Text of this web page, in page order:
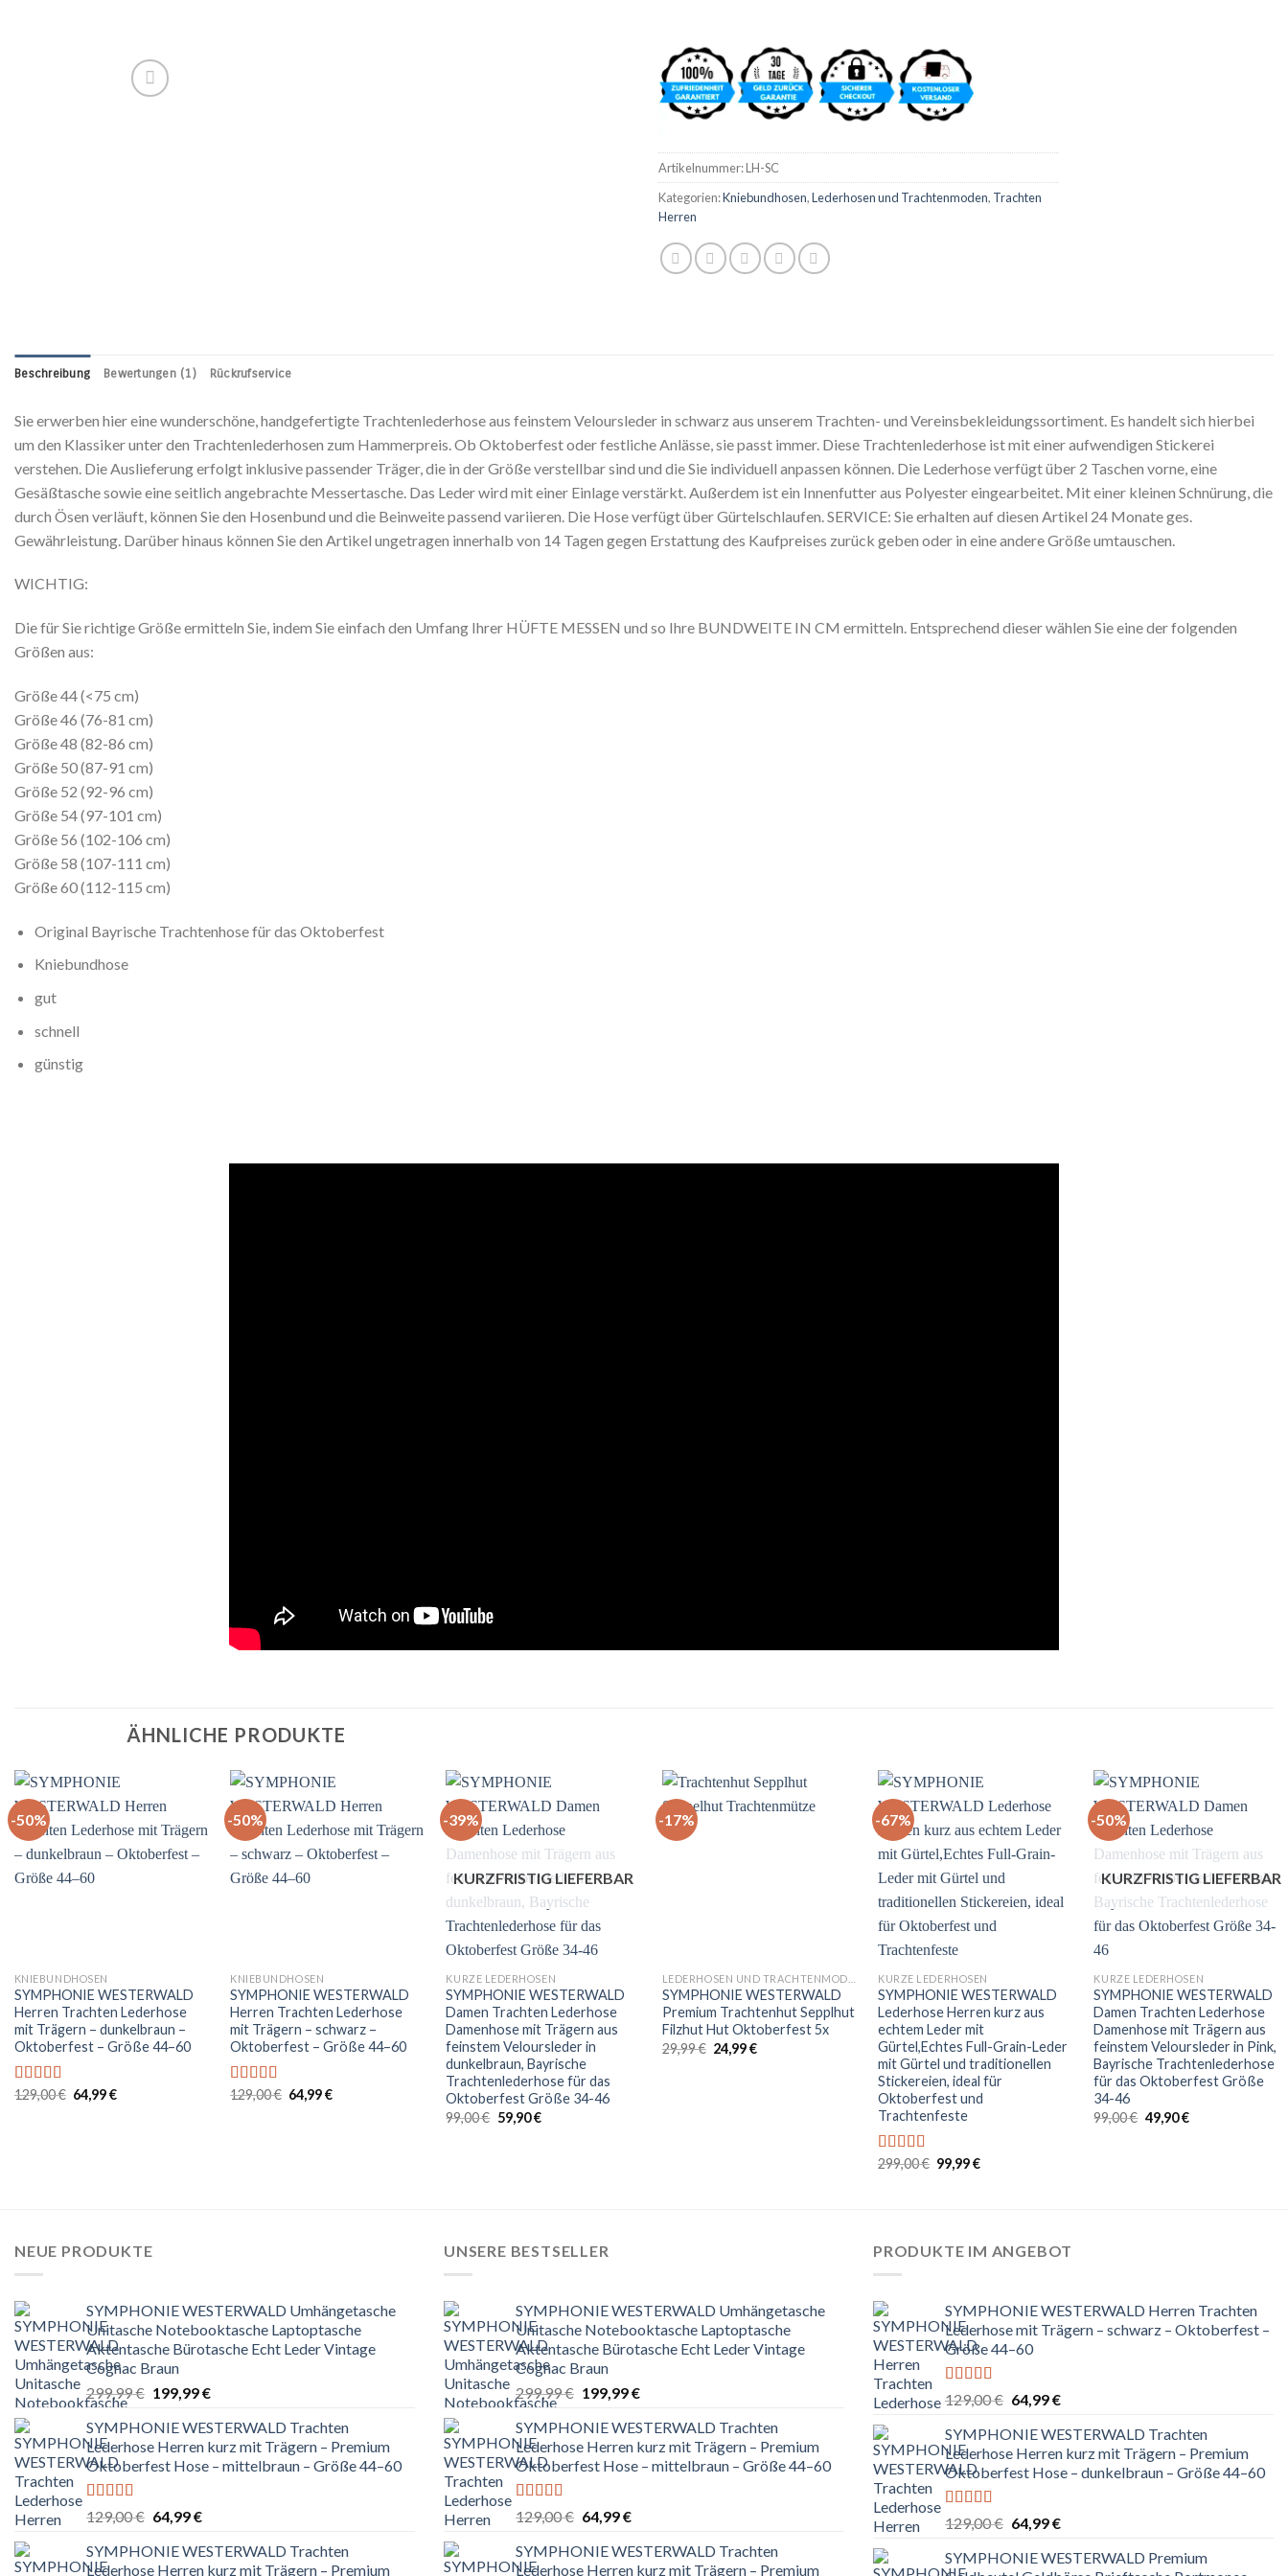
Artikelnummer:LH-SC
Kategorien:Kniebundhosen,Lederhosen und Trachtenmoden, Trachten
Herren
Beschreibung Bewertungen (1) Rückrufservice
Sie erwerben hier eine wunderschöne, handgefertigte Trachtenlederhose aus feinstem Veloursleder in schwarz aus unserem Trachten- und Vereinsbekleidungssortiment. Es handelt sich hierbei
um den Klassiker unter den Trachtenlederhosen zum Hammerpreis. Ob Oktoberfest oder festliche Anlässe, sie passt immer. Diese Trachtenlederhose ist mit einer aufwendigen Stickerei
verstehen. Die Auslieferung erfolgt inklusive passender Träger, die in der Größe verstellbar sind und die Sie individuell anpassen können. Die Lederhose verfügt über 2 Taschen vorne, eine
Gesäßtasche sowie eine seitlich angebrachte Messertasche. Das Leder wird mit einer Einlage verstärkt. Außerdem ist ein Innenfutter aus Polyester eingearbeitet. Mit einer kleinen Schnürung, die
durch Ösen verläuft, können Sie den Hosenbund und die Beinweite passend variieren. Die Hose verfügt über Gürtelschlaufen. SERVICE: Sie erhalten auf diesen Artikel 24 Monate ges.
Gewährleistung. Darüber hinaus können Sie den Artikel ungetragen innerhalb von 14 Tagen gegen Erstattung des Kaufpreises zurück geben oder in eine andere Größe umtauschen.
WICHTIG:
Die für Sie richtige Größe ermitteln Sie, indem Sie einfach den Umfang Ihrer HÜFTE MESSEN und so Ihre BUNDWEITE IN CM ermitteln. Entsprechend dieser wählen Sie eine der folgenden
Größen aus:
Größe 44 (<75 cm)
Größe 46 (76-81 cm)
Größe 48 (82-86 cm)
Größe 50 (87-91 cm)
Größe 52 (92-96 cm)
Größe 54 (97-101 cm)
Größe 56 (102-106 cm)
Größe 58 (107-111 cm)
Größe 60 (112-115 cm)
Original Bayrische Trachtenhose für das Oktoberfest
Kniebundhose
gut
schnell
günstig
ÄHNLICHE PRODUKTE
-50%
KNIEBUNDHOSEN
SYMPHONIE WESTERWALD
Herren Trachten Lederhose
mit Trägern – dunkelbraun –
Oktoberfest – Größe 44–60
Bewertet
129,00€ Ursprünglicher
Preis
64,99€Aktueller
-50%
KNIEBUNDHOSEN
SYMPHONIE WESTERWALD
Herren Trachten Lederhose
mit Trägern – schwarz –
Oktoberfest – Größe 44–60
Bewertet
129,00€ Ursprünglicher
Preis
64,99€Aktueller
-39%
KURZFRISTIG LIEFERBAR
KURZE LEDERHOSEN
SYMPHONIE WESTERWALD
Damen Trachten Lederhose
Damenhose mit Trägern aus
feinstem Veloursleder in
dunkelbraun, Bayrische
Trachtenlederhose für das
Oktoberfest Größe 34-46
99,00€ Ursprünglicher
Preis
59,90€Aktueller
-17%
SYMPHONIE WESTERWALD
Premium Trachtenhut Sepplhut
Filzhut Hut Oktoberfest 5x
29,99€ Ursprünglicher
Preis
24,99€Aktueller
-67%
+
KURZE LEDERHOSEN
SYMPHONIE WESTERWALD
Lederhose Herren kurz aus
echtem Leder mit
Gürtel,Echtes Full-Grain-Leder
mit Gürtel und traditionellen
Stickereien, ideal für
Oktoberfest und
Trachtenfeste
Bewertet
299,00€ Ursprünglicher
Preis
99,99€Aktueller
-50%
KURZFRISTIG LIEFERBAR
KURZE LEDERHOSEN
SYMPHONIE WESTERWALD
Damen Trachten Lederhose
Damenhose mit Trägern aus
feinstem Veloursleder in Pink,
Bayrische Trachtenlederhose
für das Oktoberfest Größe
34-46
99,00€ Ursprünglicher
Preis
49,90€Aktueller
NEUE PRODUKTE
SYMPHONIE WESTERWALD Umhängetasche
Unitasche Notebooktasche Laptoptasche
Aktentasche Bürotasche Echt Leder Vintage
Cognac Braun
299,99€ Ursprünglicher
war:
299,99 €
199,99€Aktueller
ist:
199,99 €.
SYMPHONIE WESTERWALD Trachten
Lederhose Herren kurz mit Trägern – Premium
Oktoberfest Hose – mittelbraun – Größe 44–60
Bewertet
5.00
5
129,00€ Ursprünglicher
war:
64,99€Aktueller
ist:
SYMPHONIE WESTERWALD Trachten
Lederhose Herren kurz mit Trägern – Premium
UNSERE BESTSELLER
SYMPHONIE WESTERWALD Umhängetasche
Unitasche Notebooktasche Laptoptasche
Aktentasche Bürotasche Echt Leder Vintage
Cognac Braun
299,99€ Ursprünglicher
war:
299,99 €
199,99€Aktueller
ist:
199,99 €.
SYMPHONIE WESTERWALD Trachten
Lederhose Herren kurz mit Trägern – Premium
Oktoberfest Hose – mittelbraun – Größe 44–60
Bewertet
5.00
5
129,00€ Ursprünglicher
war:
64,99€Aktueller
ist:
SYMPHONIE WESTERWALD Trachten
Lederhose Herren kurz mit Trägern – Premium
PRODUKTE IM ANGEBOT
SYMPHONIE WESTERWALD Herren Trachten
Lederhose mit Trägern – schwarz – Oktoberfest –
Größe 44–60
Bewertet
5.00
5
129,00€ Ursprünglicher
war:
129,00 €
64,99€Aktueller
ist:
64,99 €.
SYMPHONIE WESTERWALD Trachten
Lederhose Herren kurz mit Trägern – Premium
Oktoberfest Hose – dunkelbraun – Größe 44–60
Bewertet
5.00
5
129,00€ Ursprünglicher
war:
64,99€Aktueller
ist:
SYMPHONIE WESTERWALD Premium